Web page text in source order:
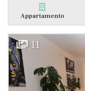
Appartamento
11